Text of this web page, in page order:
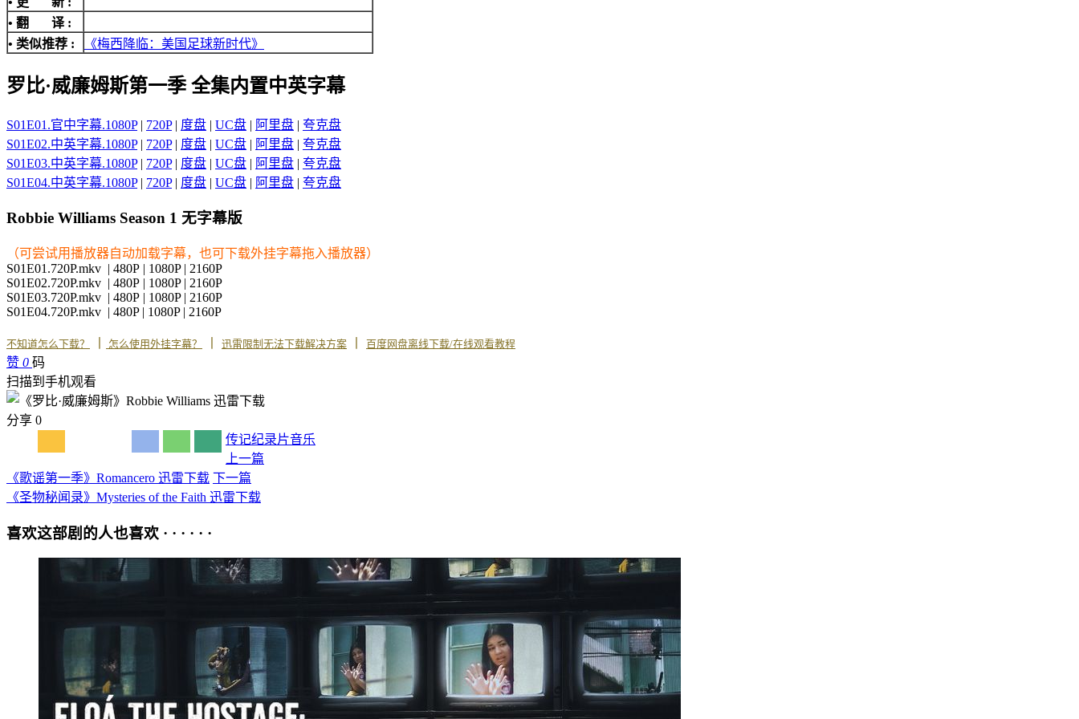
• 翻 译 :
• 类似推荐 :
《梅西降临：美国足球新时代》
罗比·威廉姆斯第一季 全集内置中英字幕
S01E01.官中字幕.1080P| 720P| 度盘 | UC盘 | 阿里盘 | 夸克盘
S01E02.中英字幕.1080P| 720P| 度盘 | UC盘 | 阿里盘 | 夸克盘
S01E03.中英字幕.1080P| 720P| 度盘 | UC盘 | 阿里盘 | 夸克盘
S01E04.中英字幕.1080P| 720P| 度盘 | UC盘 | 阿里盘 | 夸克盘
Robbie Williams Season 1 无字幕版
（可尝试用播放器自动加载字幕，也可下载外挂字幕拖入播放器）
S01E01.720P.mkv | 480P | 1080P | 2160P
S01E02.720P.mkv | 480P | 1080P | 2160P
S01E03.720P.mkv | 480P | 1080P | 2160P
S01E04.720P.mkv | 480P | 1080P | 2160P
不知道怎么下载？ 怎么使用外挂字幕？ 迅雷限制无法下载解决方案 百度网盘离线下载/在线观看教程
赞 0 码
扫描到手机观看
分享 0
传记纪录片音乐
上一篇
《歌谣第一季》Romancero 迅雷下载 下一篇
《圣物秘闻录》Mysteries of the Faith 迅雷下载
喜欢这部剧的人也喜欢 · · · · · ·